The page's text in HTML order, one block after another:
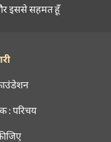
इससे सहमत हूँ
: परिचय